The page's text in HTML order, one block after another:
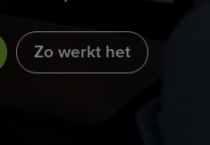
Zo werkt het